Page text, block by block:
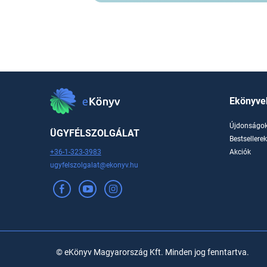
ÜGYFÉLSZOLGÁLAT
+36-1-323-3983
ugyfelszolgalat@ekonyv.hu
Bestsellerek
Akciók
© eKönyv Magyarország Kft. Minden jog fenntartva.